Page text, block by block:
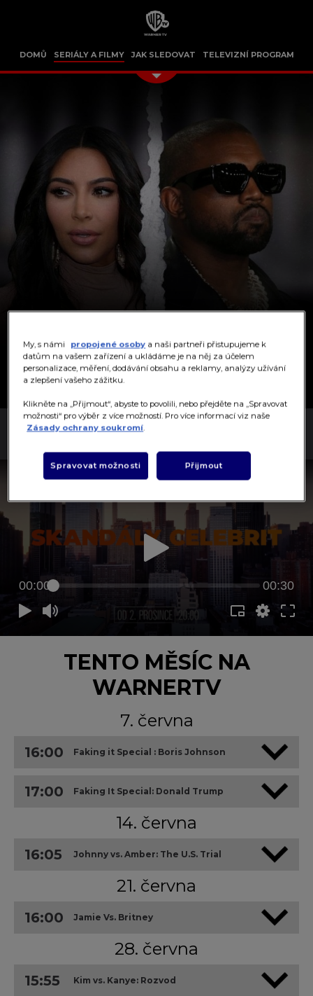
DOMŮ SERIÁLY A FILMY JAK SLEDOVAT TELEVIZNÍ PROGRAM
SKANDÁLY CELEBRIT
KAŽDOU NEDĚLI V 16:00!
UPOUTÁVKA
00:00 00:30
TENTO MĚSÍC NA
WARNERTV
7. června
16:00 Faking it Special : Boris Johnson
17:00 Faking It Special: Donald Trump
14. června
16:05 Johnny vs. Amber: The U.S. Trial
21. června
16:00 Jamie Vs. Britney
28. června
15:55 Kim vs. Kanye: Rozvod
My, s námi propojené osoby a naši partneři přistupujeme k
datům na vašem zařízení a ukládáme je na něj za účelem
personalizace, měření, dodávání obsahu a reklamy, analýzy užívání
a zlepšení vašeho zážitku.
Klikněte na „Přijmout“, abyste to povolili, nebo přejděte na „Spravovat
možnosti“ pro výběr z více možností. Pro více informací viz naše
Zásady ochrany soukromí.
Přijmout
Spravovat možnosti